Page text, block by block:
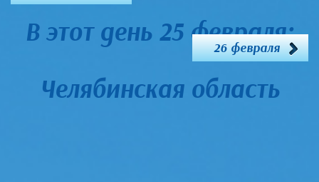
В этот день 25 февраля:
26 февраля
Челябинская область